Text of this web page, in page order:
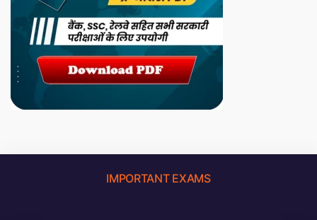
IMPORTANT EXAMS